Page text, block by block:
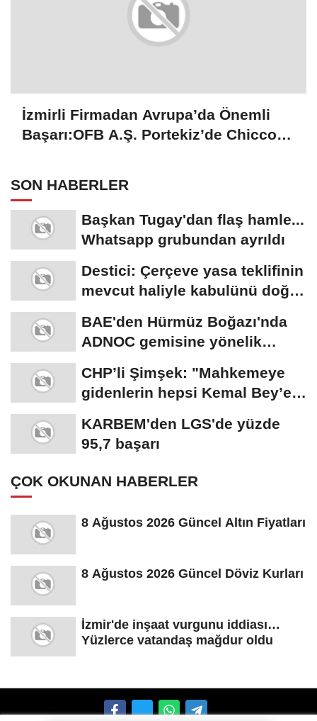
İzmirli Firmadan Avrupa’da Önemli
Başarı:OFB A.Ş. Portekiz’de Chicco
SON HABERLER
Başkan Tugay'dan flaş hamle...
Whatsapp grubundan ayrıldı
Destici: Çerçeve yasa teklifinin
mevcut haliyle kabulünü doğru
BAE'den Hürmüz Boğazı'nda
ADNOC gemisine yönelik
CHP’li Şimşek: "Mahkemeye
gidenlerin hepsi Kemal Bey’e
KARBEM'den LGS'de yüzde
95,7 başarı
ÇOK OKUNAN HABERLER
8 Ağustos 2026 Güncel Altın Fiyatları
8 Ağustos 2026 Güncel Döviz Kurları
İzmir'de inşaat vurgunu iddiası…
Yüzlerce vatandaş mağdur oldu